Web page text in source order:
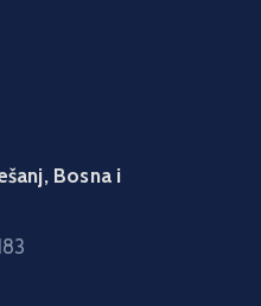
Bosna i